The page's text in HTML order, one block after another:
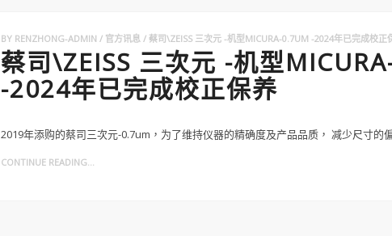
BY RENZHONG-ADMIN 官方讯息 蔡司\ZEISS 三次元 -机型MICURA-0.7UM -2024年已完成校正
蔡司\ZEISS 三次元 -机型
-2024年已完成校正保养
2019年添购的蔡司三次元-0.7um，为了维持仪器的精确度及产品品质， 减少尺寸的
CONTINUE READING...